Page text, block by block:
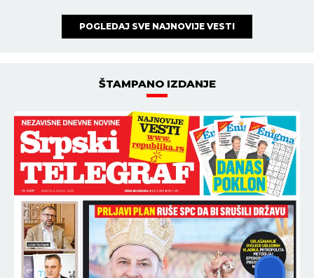
POGLEDAJ SVE NAJNOVIJE VESTI
ŠTAMPANO IZDANJE